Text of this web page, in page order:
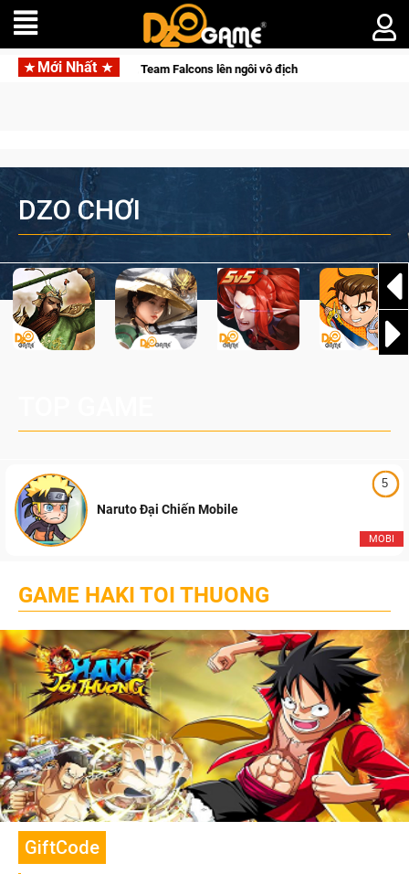
Mới Nhất
đầy cảm xúc, Team Falcons lên ngôi vô địch
DZO CHƠI
5
MOBI
Naruto Đại Chiến Mobile
GAME HAKI TOI THUONG
GiftCode